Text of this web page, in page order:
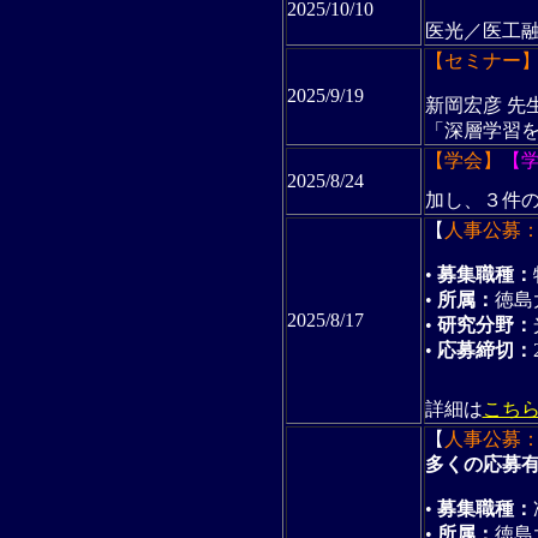
2025/10/10
医光／医工
2025/9/19
【セミナー
新岡宏彦 先
「深層学習
2025/8/24
【学会】
【
加し、３件
2025/8/17
【 人事公募
• 募集職種：
• 所属： 徳島
• 研究分野：
• 応募締切：
詳細はこち
【 人事公募
多くの応募
• 募集職種：
• 所属： 徳島